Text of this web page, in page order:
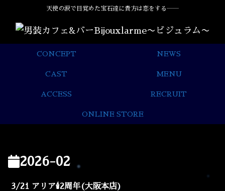
天使の涙で目覚めた宝石達に貴方は恋をする――
CONCEPT NEWS
CAST MENU
ACCESS RECRUIT
ONLINE STORE
2026-02
3/21 アリア🕯2周年(大阪本店)